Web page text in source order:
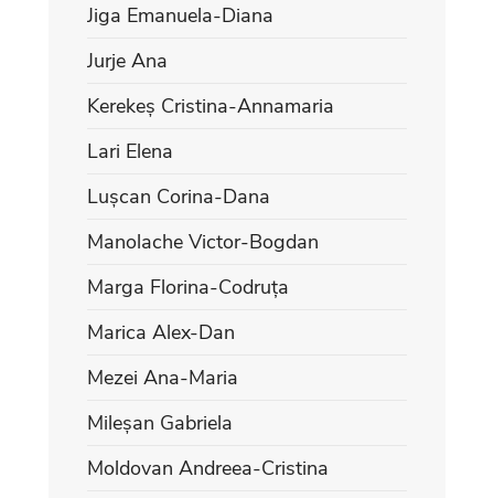
Jiga Emanuela-Diana
Jurje Ana
Kerekeș Cristina-Annamaria
Lari Elena
Lușcan Corina-Dana
Manolache Victor-Bogdan
Marga Florina-Codruța
Marica Alex-Dan
Mezei Ana-Maria
Mileșan Gabriela
Moldovan Andreea-Cristina